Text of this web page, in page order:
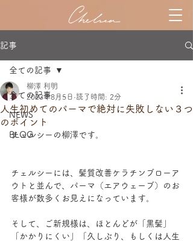
記事
全ての記事
NEWS
BLOG
全ての記事
人生初めてのパーマで絶対に失敗しない３つ
のポイント
柳澤 利明
2023年8月5日 読了時間: 2分
チェルシーの柳澤です。
チェルシーには、髪質改善ケラチンブローア
ウトと並んで、パーマ（エアウェーブ）のお
客様が数多くお見えになっています。
そして、ご新規様は、ほとんどが「黒髪」
「かかりにくい」「久しぶり、もしくは人生